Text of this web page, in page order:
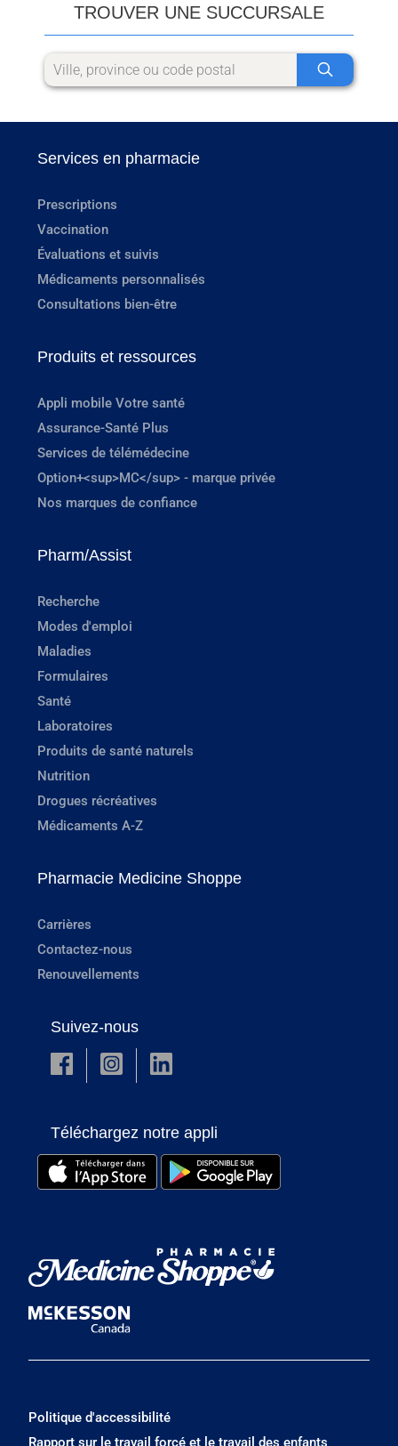
TROUVER UNE SUCCURSALE
Services en pharmacie
Prescriptions
Vaccination
Évaluations et suivis
Médicaments personnalisés
Consultations bien-être
Produits et ressources
Appli mobile Votre santé
Assurance-Santé Plus
Services de télémédecine
Option+<sup>MC</sup> - marque privée
Nos marques de confiance
Pharm/Assist
Recherche
Modes d'emploi
Maladies
Formulaires
Santé
Laboratoires
Produits de santé naturels
Nutrition
Drogues récréatives
Médicaments A-Z
Pharmacie Medicine Shoppe
Carrières
Contactez-nous
Renouvellements
Suivez-nous
Téléchargez notre appli
Politique d'accessibilité
Rapport sur le travail forcé et le travail des enfants